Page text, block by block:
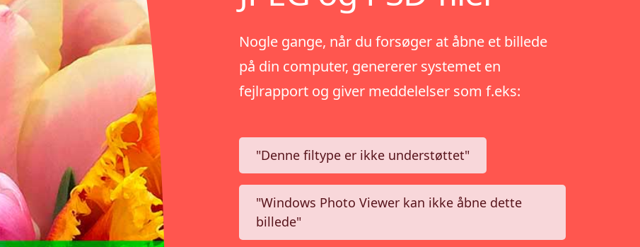
Nogle gange, når du forsøger at åbne et billede
på din computer, genererer systemet en
fejlrapport og giver meddelelser som f.eks:
"Denne filtype er ikke understøttet"
"Windows Photo Viewer kan ikke åbne dette
billede"